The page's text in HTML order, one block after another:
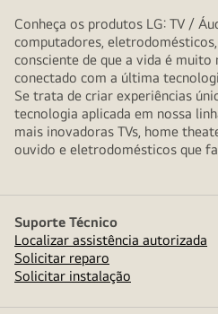
Conheça os produtos LG: TV /
computadores,
consciente de que a vida é muito
conectado com a última
Se trata de criar experiências
tecnologia aplicada em nossa
mais inovadoras TVs, home
ouvido e eletrodomésticos que
Suporte Técnico
Localizar assistência autorizada
Solicitar reparo
Solicitar instalação